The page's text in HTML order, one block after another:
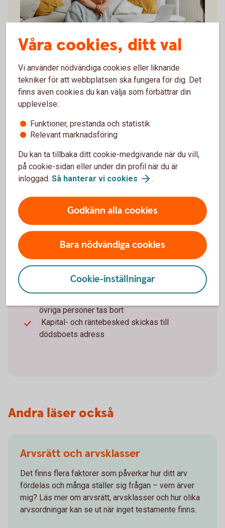
Skriv ut guide och ha hemma
Guide när du förlorat en närstående (pdf)
Det här gör banken
sker följande:
Betal- och kreditkort samt BankID spärras
Internetbanken och telefontjänsten Kundcenter
avslutas
Tjänsten e-faktura sägs upp, och alla framtida
fakturor skickas istället som pappersfakturor
övriga personer tas bort
Kapital- och räntebesked skickas till
dödsboets adress
Andra läser också
Arvsrätt och arvsklasser
Det finns flera faktorer som påverkar hur ditt arv
fördelas och många ställer sig frågan – vem ärver
mig? Läs mer om arvsrätt, arvsklasser och hur olika
arvsordningar kan se ut när inget testamente finns.
Våra cookies, ditt val
Vi använder nödvändiga cookies eller liknande
tekniker för att webbplatsen ska fungera för dig. Det
finns även cookies du kan välja som förbättrar din
upplevelse:
Funktioner, prestanda och statistik
Relevant marknadsföring
Du kan ta tillbaka ditt cookie-medgivande när du vill,
på cookie-sidan eller under din profil när du är
inloggad. Så hanterar vi cookies .
Godkänn alla cookies
Bara nödvändiga cookies
Cookie-inställningar